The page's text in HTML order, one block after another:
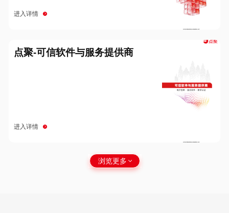
进入详情
点聚-可信软件与服务提供商
进入详情
浏览更多